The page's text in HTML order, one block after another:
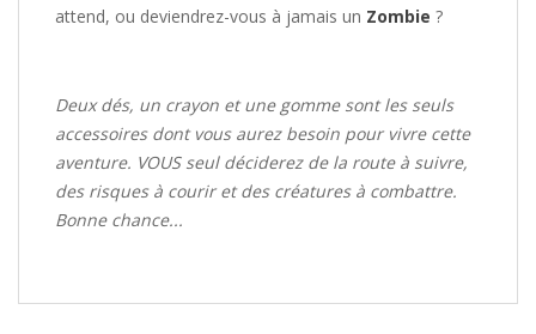
attend, ou deviendrez-vous à jamais un Zombie ?
Deux dés, un crayon et une gomme sont les seuls
accessoires dont vous aurez besoin pour vivre cette
aventure. VOUS seul déciderez de la route à suivre,
des risques à courir et des créatures à combattre.
Bonne chance...